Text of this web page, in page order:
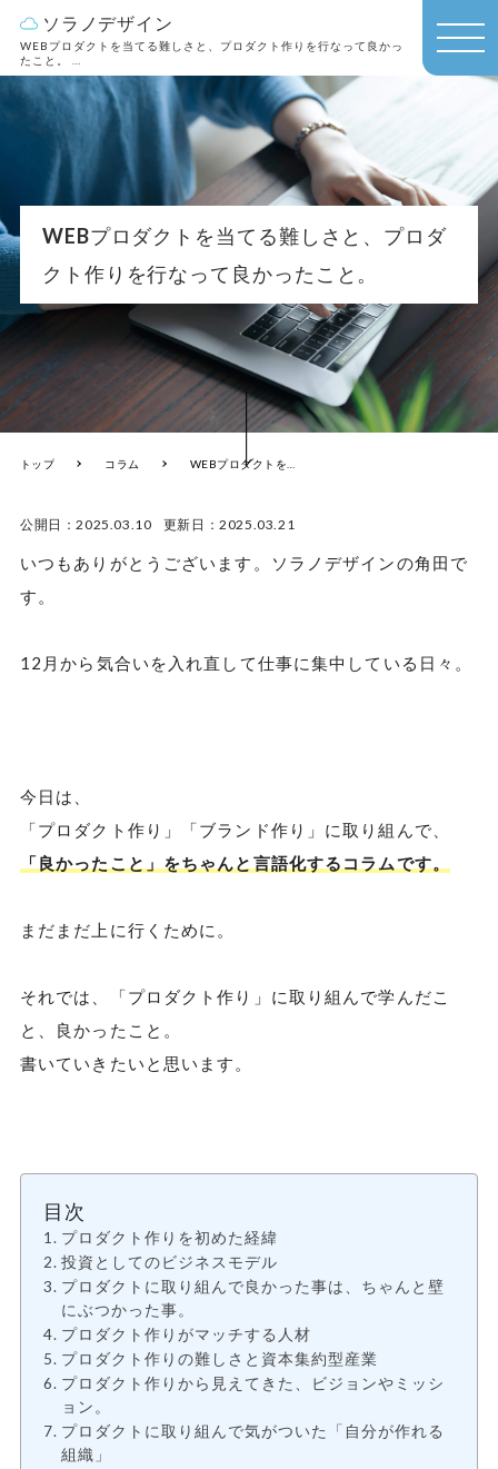
ソラノデザイン
WEBプロダクトを当てる難しさと、プロダクト作りを行なって良かっ
たこと。
金沢のホームページ制作会社 ソラノデザイン
MEN
U
WEBプロダクトを当てる難しさと、プロダ
クト作りを行なって良かったこと。
トップ コラム
公開日：2025.03.10 更新日：2025.03.21
いつもありがとうございます。ソラノデザインの角田で
す。
12月から気合いを入れ直して仕事に集中している日々。
今日は、
「プロダクト作り」「ブランド作り」に取り組んで、
「良かったこと」をちゃんと言語化するコラムです。
まだまだ上に行くために。
それでは、「プロダクト作り」に取り組んで学んだこ
と、良かったこと。
書いていきたいと思います。
目次
プロダクト作りを初めた経緯
投資としてのビジネスモデル
プロダクトに取り組んで良かった事は、ちゃんと壁
にぶつかった事。
プロダクト作りがマッチする人材
プロダクト作りの難しさと資本集約型産業
プロダクト作りから見えてきた、ビジョンやミッシ
ョン。
プロダクトに取り組んで気がついた「自分が作れる
組織」